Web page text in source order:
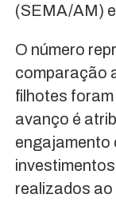
(SEMA/AM)
O número
comparação
filhotes
avanço é
engajamento
realizados ao